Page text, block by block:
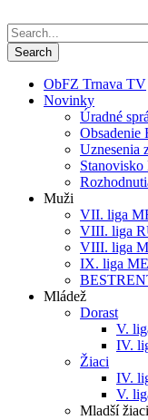
ObFZ Trnava TV
Novinky
Úradné
Obsadenie
Uznesenia
Stanovisko
Muži
VII. liga
VIII. liga
VIII. liga
IX. liga
Mládež
Dorast
V.
IV.
Žiaci
IV.
V.
Mladší žiaci